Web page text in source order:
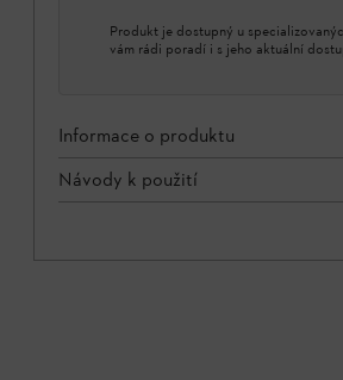
Produkt je dostupný u
vám rádi poradí i s jeho aktuální
Informace o produktu
Návody k použití